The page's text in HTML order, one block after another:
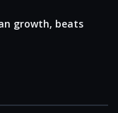
growth, beats